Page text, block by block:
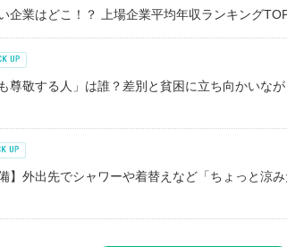
企業はどこ！？ 上場企業平均年収ランキング
尊敬する人」は誰？差別と貧困に立ち向かいな
】外出先でシャワーや着替えなど「ちょっと涼